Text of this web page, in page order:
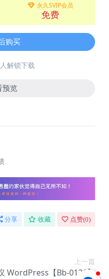
永久SVIP会员
免费
购买
人解锁下载
预览
分享 收藏 点赞(0)
上一篇
WordPress【Bb-0126】